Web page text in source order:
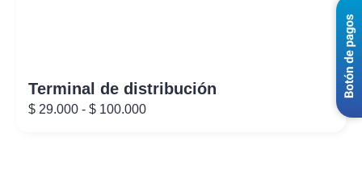
Terminal de distribución
$ 29.000 - $ 100.000